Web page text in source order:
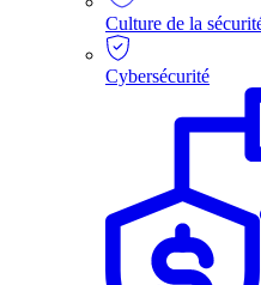
Culture de la
Cybersécurité